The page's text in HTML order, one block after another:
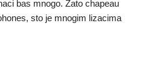
bas mnogo. Zato chapeau
sto je mnogim lizacima